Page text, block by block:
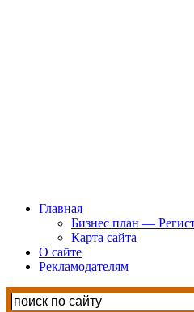
Главная
Бизнес план —
Карта сайта
О сайте
Рекламодателям